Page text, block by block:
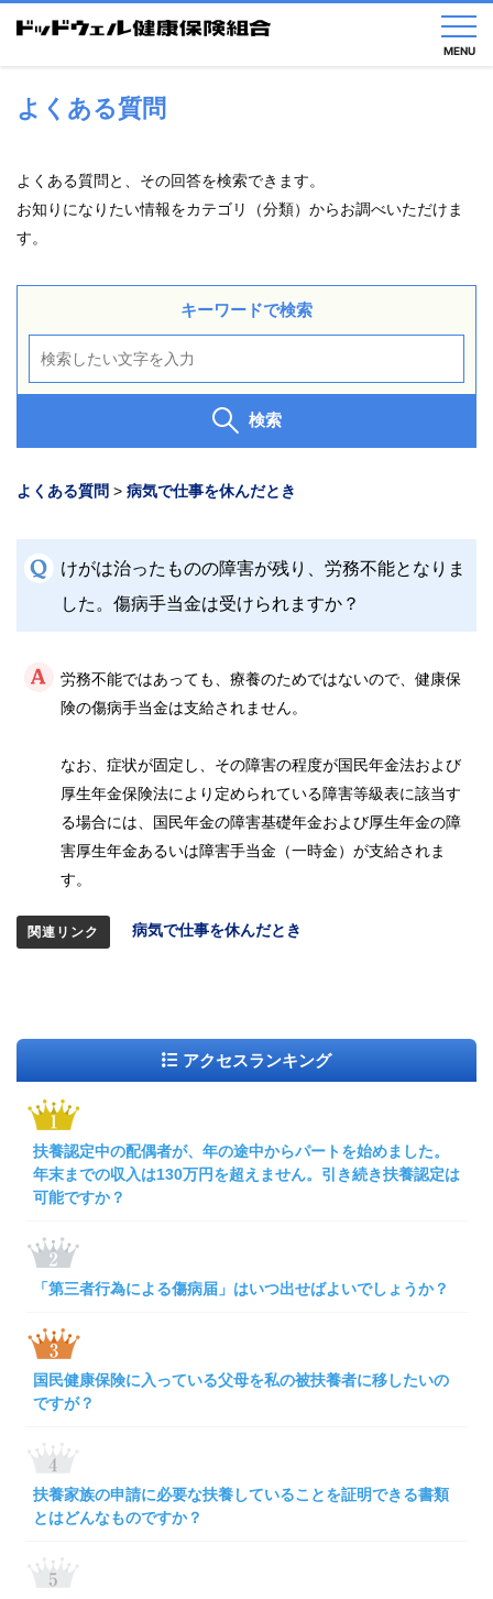
MENU
の
し
く
保
業
各
き
申
請
覧
あ
る
質
問
合
内
よくある質問
よくある質問と、その回答を検索できます。
お知りになりたい情報をカテゴリ（分類）からお調べいただけま
す。
キーワードで検索
検索
よくある質問 > 病気で仕事を休んだとき
けがは治ったものの障害が残り、労務不能となりま
した。傷病手当金は受けられますか？
労務不能ではあっても、療養のためではないので、健康保
険の傷病手当金は支給されません。
なお、症状が固定し、その障害の程度が国民年金法および
厚生年金保険法により定められている障害等級表に該当す
る場合には、国民年金の障害基礎年金および厚生年金の障
害厚生年金あるいは障害手当金（一時金）が支給されま
す。
病気で仕事を休んだとき
アクセスランキング
扶養認定中の配偶者が、年の途中からパートを始めました。
年末までの収入は130万円を超えません。引き続き扶養認定は
可能ですか？
「第三者行為による傷病届」はいつ出せばよいでしょうか？
国民健康保険に入っている父母を私の被扶養者に移したいの
ですが？
扶養家族の申請に必要な扶養していることを証明できる書類
とはどんなものですか？